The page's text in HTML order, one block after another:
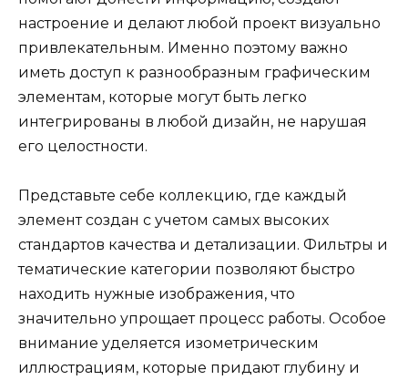
настроение и делают любой проект визуально
привлекательным. Именно поэтому важно
иметь доступ к разнообразным графическим
элементам, которые могут быть легко
интегрированы в любой дизайн, не нарушая
его целостности.
Представьте себе коллекцию, где каждый
элемент создан с учетом самых высоких
стандартов качества и детализации. Фильтры и
тематические категории позволяют быстро
находить нужные изображения, что
значительно упрощает процесс работы. Особое
внимание уделяется изометрическим
иллюстрациям, которые придают глубину и